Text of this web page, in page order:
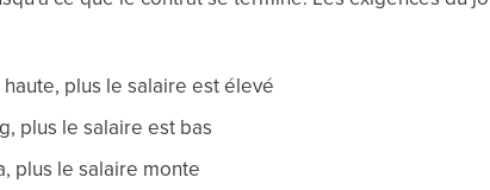
plus le salaire est élevé
plus le salaire est bas
plus le salaire monte